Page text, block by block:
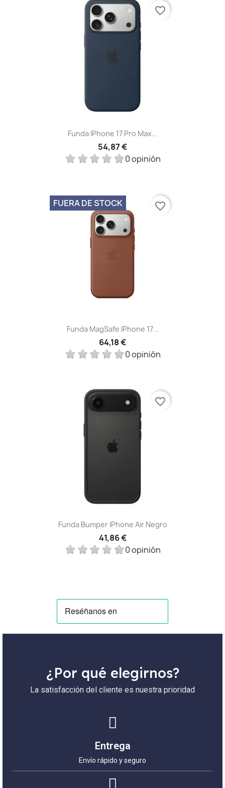
Funda IPhone 17 Pro Max...
54,87 €
0 opinión
favorite_border
Funda MagSafe IPhone 17...
64,18 €
0 opinión
FUERA DE STOCK favorite_border
Funda Bumper IPhone Air Negro
41,86 €
0 opinión
favorite_border
¿Por qué elegirnos?
La satisfacción del cliente es nuestra prioridad
Entrega
Envío rápido y seguro